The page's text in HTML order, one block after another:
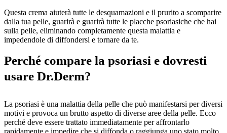
Questa crema aiuterà tutte le desquamazioni e il prurito a scomparire
dalla tua pelle, guarirà e guarirà tutte le placche psoriasiche che hai
sulla pelle, eliminando completamente questa malattia e
impedendole di diffondersi e tornare da te.
Perché compare la psoriasi e dovresti
usare Dr.Derm?
La psoriasi è una malattia della pelle che può manifestarsi per diversi
motivi e provoca un brutto aspetto di diverse aree della pelle. Ecco
perché deve essere trattato immediatamente per affrontarlo
rapidamente e impedire che si diffonda o raggiunga uno stato molto